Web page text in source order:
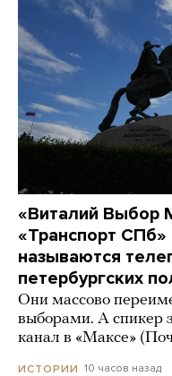
«Виталий Выбор
«Транспорт
называются
петербургских
Они массово
выборами. А спикер
канал в «Максе»
ИСТОРИИ 10 часов назад